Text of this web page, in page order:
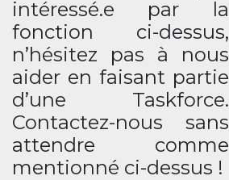
intéressé.e par la
fonction ci-dessus,
n’hésitez pas à nous
aider en faisant partie
d’une Taskforce.
Contactez-nous sans
attendre comme
mentionné ci-dessus !